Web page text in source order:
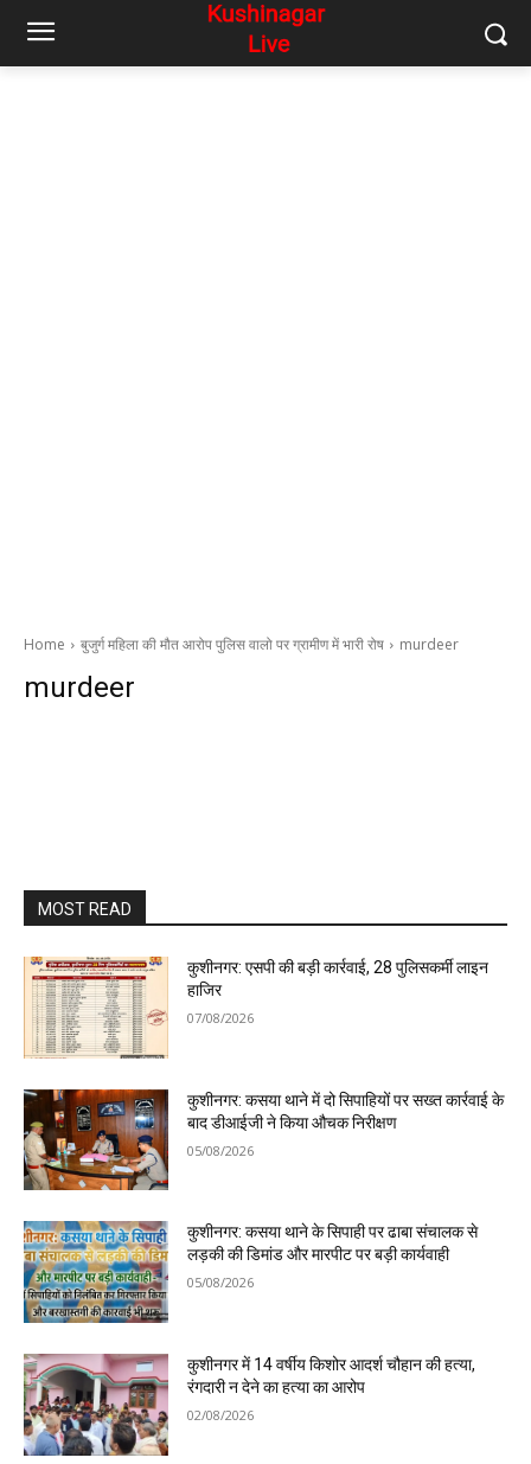
Home बुजुर्ग महिला की मौत आरोप पुलिस वालो पर ग्रामीण में भारी रोष murdeer
murdeer
MOST READ
कुशीनगर: एसपी की बड़ी कार्रवाई, 28 पुलिसकर्मी लाइन
हाजिर
07/08/2026
कुशीनगर: कसया थाने में दो सिपाहियों पर सख्त कार्रवाई के
बाद डीआईजी ने किया औचक निरीक्षण
05/08/2026
कुशीनगर: कसया थाने के सिपाही पर ढाबा संचालक से
लड़की की डिमांड और मारपीट पर बड़ी कार्यवाही
05/08/2026
कुशीनगर में 14 वर्षीय किशोर आदर्श चौहान की हत्या,
रंगदारी न देने का हत्या का आरोप
02/08/2026